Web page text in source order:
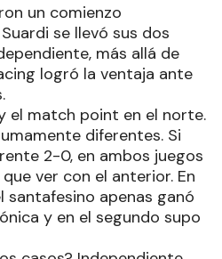
un comienzo
se llevó sus dos
más allá de
logró la ventaja ante
el match point en el norte.
diferentes. Si
2-0, en ambos juegos
ver con el anterior. En
santafesino apenas ganó
y en el segundo supo